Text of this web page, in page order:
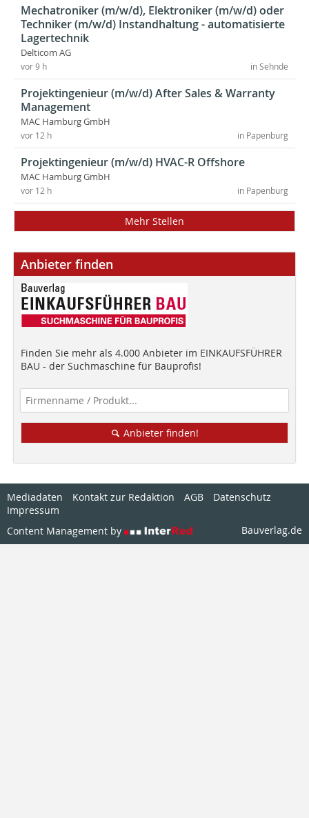
Mechatroniker (m/w/d), Elektroniker (m/w/d) oder
Techniker (m/w/d) Instandhaltung - automatisierte
Lagertechnik
Delticom AG
in Sehnde
vor 9 h
Projektingenieur (m/w/d) After Sales & Warranty
Management
MAC Hamburg GmbH
in Papenburg
vor 12 h
Projektingenieur (m/w/d) HVAC-R Offshore
MAC Hamburg GmbH
in Papenburg
vor 12 h
Mehr Stellen
Anbieter finden
Finden Sie mehr als 4.000 Anbieter im EINKAUFSFÜHRER
BAU - der Suchmaschine für Bauprofis!
Anbieter finden!
Mediadaten Kontakt zur Redaktion AGB
Datenschutz
Impressum
Content Management by
Bauverlag.de